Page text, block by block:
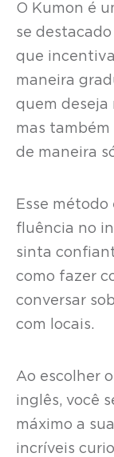
O Kumon é
se
que
maneira
quem deseja
mas
de maneira
Esse
fluência no
sinta
como fazer
conversar
com locais.
Ao escolher o
inglês, você
máximo a
incríveis